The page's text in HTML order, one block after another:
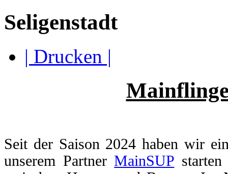
Seligenstadt
| Drucken |
Seit der Saison 2024 haben wir
unserem PartnerMainSUP